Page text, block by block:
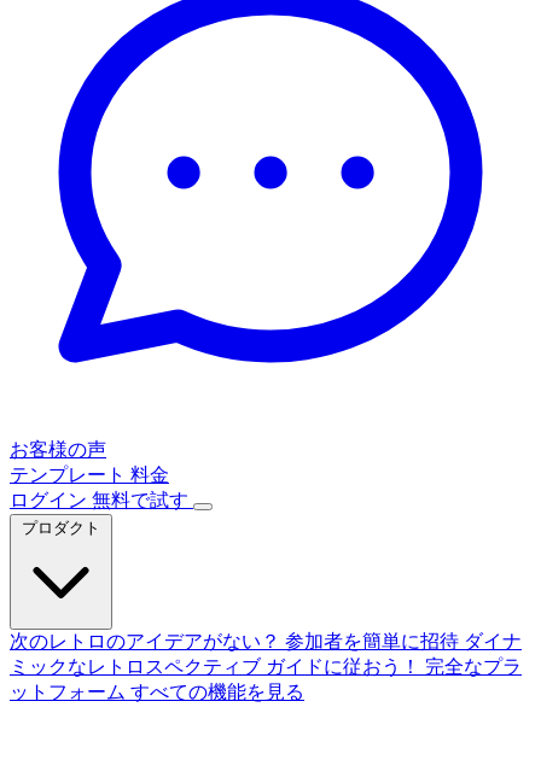
お客様の声
テンプレート 料金
ログイン 無料で試す
次のレトロのアイデアがない？ 参加者を簡単に招待 ダイナ
ミックなレトロスペクティブ ガイドに従おう！ 完全なプラ
ットフォーム すべての機能を見る